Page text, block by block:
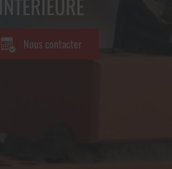
Nous contacter